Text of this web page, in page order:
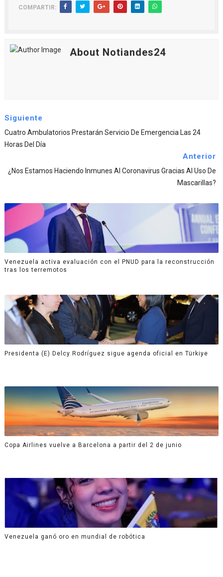
COMPARTIR:
About Notiandes24
Siguiente
Cuatro Ambulatorios Prestarán Servicio De Emergencia Las 24
Horas Del Día
Anterior
¿Nos Estamos Haciendo Inmunes Al Coronavirus Gracias Al Uso De
Mascarillas?
Venezuela activa evaluación con el PNUD para la reconstrucción
tras los terremotos
Presidenta (E) Delcy Rodríguez sigue agenda oficial en Türkiye
Copa Airlines vuelve a Barcelona a partir del 2 de junio
Venezuela ganó oro en mundial de robótica